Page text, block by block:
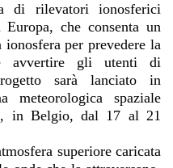
di rilevatori ionosferici
che consenta un
per prevedere la
avvertire gli utenti di
sarà lanciato in
meteorologica spaziale
in Belgio, dal 17 al 21
superiore caricata